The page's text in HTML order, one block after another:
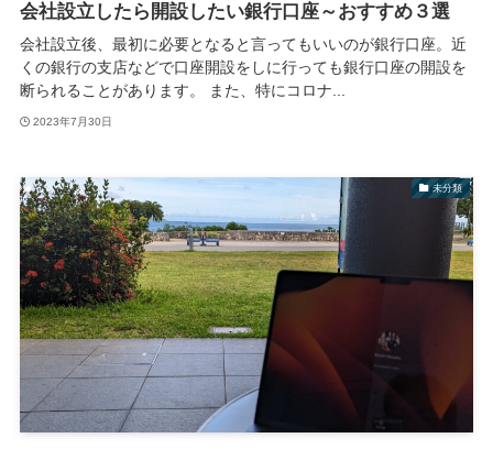
会社設立したら開設したい銀行口座～おすすめ３選
会社設立後、最初に必要となると言ってもいいのが銀行口座。近
くの銀行の支店などで口座開設をしに行っても銀行口座の開設を
断られることがあります。 また、特にコロナ...
2023年7月30日
未分類